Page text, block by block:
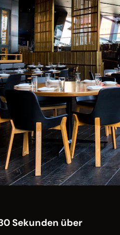
Sekunden über